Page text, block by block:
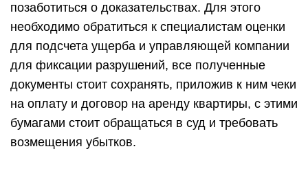
позаботиться о доказательствах. Для этого
необходимо обратиться к специалистам оценки
для подсчета ущерба и управляющей компании
для фиксации разрушений, все полученные
документы стоит сохранять, приложив к ним чеки
на оплату и договор на аренду квартиры, с этими
бумагами стоит обращаться в суд и требовать
возмещения убытков.